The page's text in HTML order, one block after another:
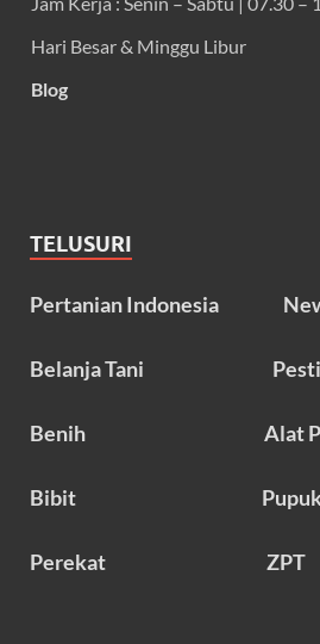
Hari Besar & Minggu Libur
Blog
TELUSURI
Pertanian Indonesia
Belanja Tani
Benih Alat
Bibit
Perekat ZPT